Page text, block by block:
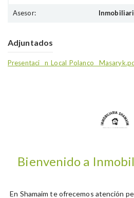
Asesor:
Adjuntados
Bienvenido a
En Shamaim te ofrecemos atención